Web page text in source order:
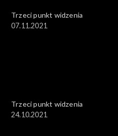
Trzeci punkt widzenia
07.11.2021
Trzeci punkt widzenia
24.10.2021